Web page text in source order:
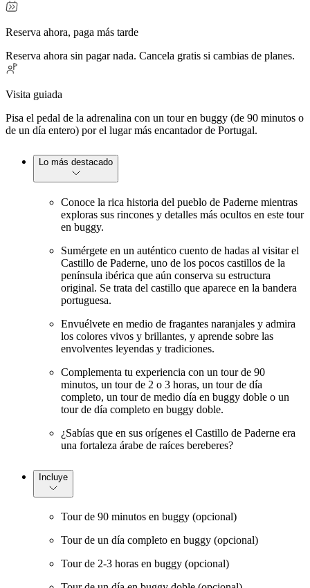
Reserva ahora, paga más tarde
Reserva ahora sin pagar nada. Cancela gratis si cambias de planes.
Visita guiada
Pisa el pedal de la adrenalina con un tour en buggy (de 90 minutos o
de un día entero) por el lugar más encantador de Portugal.
Lo más destacado
Conoce la rica historia del pueblo de Paderne mientras
exploras sus rincones y detalles más ocultos en este tour
en buggy.
Sumérgete en un auténtico cuento de hadas al visitar el
Castillo de Paderne, uno de los pocos castillos de la
península ibérica que aún conserva su estructura
original. Se trata del castillo que aparece en la bandera
portuguesa.
Envuélvete en medio de fragantes naranjales y admira
los colores vivos y brillantes, y aprende sobre las
envolventes leyendas y tradiciones.
Complementa tu experiencia con un tour de 90
minutos, un tour de 2 o 3 horas, un tour de día
completo, un tour de medio día en buggy doble o un
tour de día completo en buggy doble.
¿Sabías que en sus orígenes el Castillo de Paderne era
una fortaleza árabe de raíces bereberes?
Incluye
Tour de 90 minutos en buggy (opcional)
Tour de un día completo en buggy (opcional)
Tour de 2-3 horas en buggy (opcional)